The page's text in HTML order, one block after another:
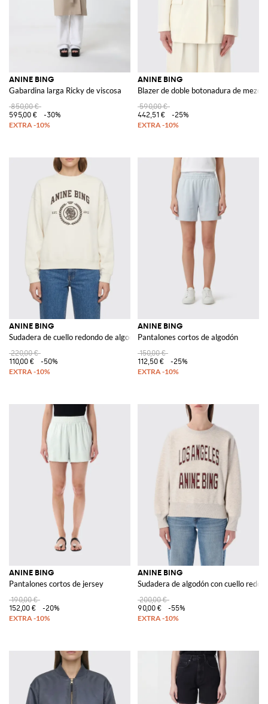
ANINE BING
Gabardina larga Ricky de viscosa
850,00 €
595,00 €
-30%
ANINE BING
Blazer de doble botonadura de
590,00 €
442,51 €
-25%
ANINE BING
Sudadera de cuello redondo de algodón con logo
220,00 €
110,00 €
-50%
ANINE BING
Pantalones cortos de algodón
150,00 €
112,50 €
-25%
ANINE BING
Pantalones cortos de jersey
190,00 €
152,00 €
-20%
ANINE BING
Sudadera de algodón con cuello
200,00 €
90,00 €
-55%